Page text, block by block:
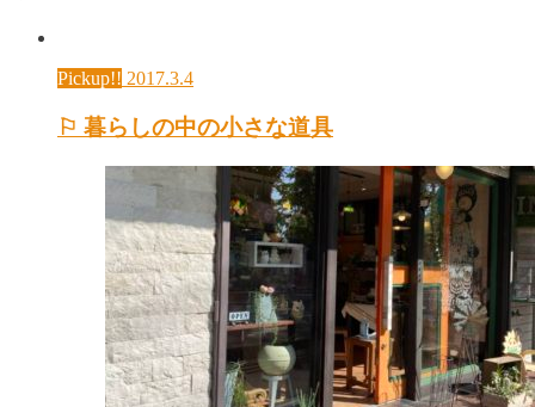
Pickup!! 2017.3.4
⚐ 暮らしの中の小さな道具